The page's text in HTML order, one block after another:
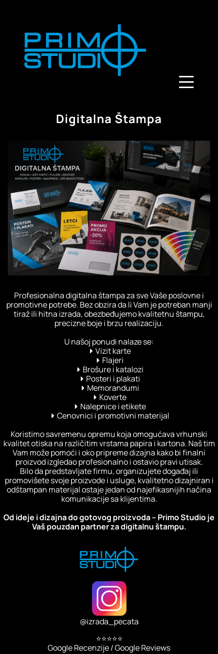
Digitalna Štampa
Profesionalna digitalna štampa za sve Vaše poslovne i
promotivne potrebe. Bez obzira da li Vam je potreban manji
tiraž ili hitna izrada, obezbeđujemo kvalitetnu štampu,
precizne boje i brzu realizaciju.
U našoj ponudi nalaze se:
Vizit karte
Flajeri
Brošure i katalozi
Posteri i plakati
Memorandumi
Koverte
Nalepnice i etikete
Cenovnici i promotivni materijal
Koristimo savremenu opremu koja omogućava vrhunski
kvalitet otiska na različitim vrstama papira i kartona. Naš tim
Vam može pomoći i oko pripreme dizajna kako bi finalni
proizvod izgledao profesionalno i ostavio pravi utisak.
Bilo da predstavljate firmu, organizujete događaj ili
promovišete svoje proizvode i usluge, kvalitetno dizajniran i
odštampan materijal ostaje jedan od najefikasnijih načina
komunikacije sa klijentima.
Od ideje i dizajna do gotovog proizvoda – Primo Studio je
Vaš pouzdan partner za digitalnu štampu.
@izrada_pecata
⭐⭐⭐⭐⭐
Google Recenzije / Google Reviews